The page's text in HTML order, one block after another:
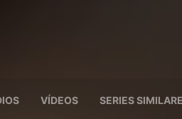
VÍDEOS SERIES